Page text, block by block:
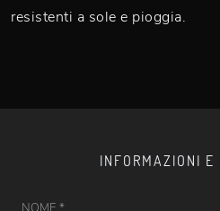
resistenti a sole e pioggia.
INFORMAZIONI E